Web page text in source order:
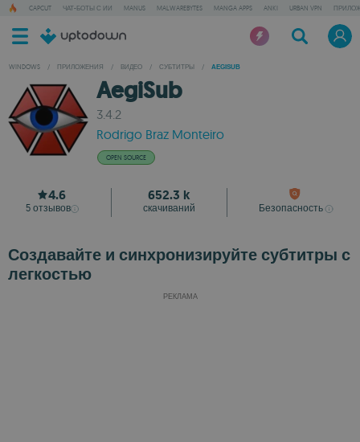
CAPCUT ЧАТ-БОТЫ С ИИ MANUS MALWAREBYTES MANGA APPS ANKI URBAN VPN
WINDOWS / ПРИЛОЖЕНИЯ / ВИДЕО / СУБТИТРЫ / AEGISUB
AegiSub
3.4.2
Rodrigo Braz Monteiro
OPEN SOURCE
4.6
5 отзывов
652.3 k
скачиваний Безопасность
Создавайте и синхронизируйте субтитры с
легкостью
РЕКЛАМА